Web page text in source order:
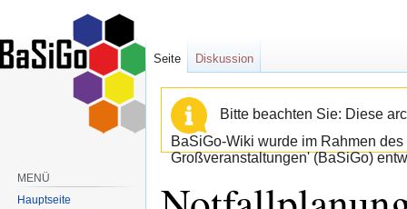
Bitte beachten Sie: Diese
BaSiGo-Wiki wurde im Rahmen
Großveranstaltungen' (BaSiGo)
Seite Diskussion
MENÜ
Hauptseite